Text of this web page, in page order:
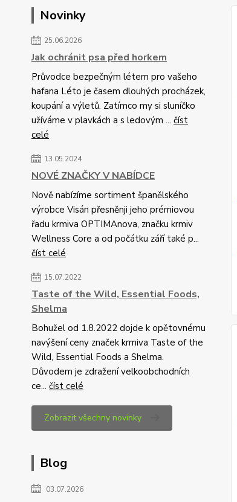
Novinky
25.06.2026
Jak ochránit psa před horkem
Průvodce bezpečným létem pro vašeho
hafana Léto je časem dlouhých procházek,
koupání a výletů. Zatímco my si sluníčko
užíváme v plavkách a s ledovým ... číst
celé
13.05.2024
NOVÉ ZNAČKY V NABÍDCE
Nově nabízíme sortiment španělského
výrobce Visán přesněnji jeho prémiovou
řadu krmiva OPTIMAnova, značku krmiv
Wellness Core a od počátku září také p...
číst celé
15.07.2022
Taste of the Wild, Essential Foods,
Shelma
Bohužel od 1.8.2022 dojde k opětovnému
navýšení ceny značek krmiva Taste of the
Wild, Essential Foods a Shelma.
Důvodem je zdražení velkoobchodních
ce... číst celé
Zobrazit všechny novinky
Blog
03.07.2026